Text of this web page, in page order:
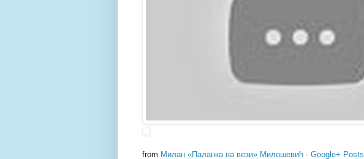
from Милан «Паланка на вези» Милошевић - Google+ Posts